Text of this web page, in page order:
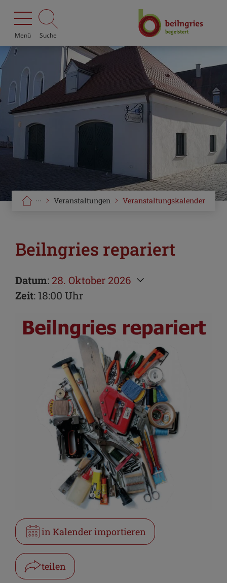
Menü Suche
Veranstaltungskalender
Veranstaltungen
···
Beilngries repariert
Datum: 28. Oktober 2026
Zeit: 18:00 Uhr
in Kalender importieren
teilen